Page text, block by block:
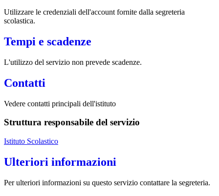
Utilizzare le credenziali dell'account fornite dalla segreteria
scolastica.
Tempi e scadenze
L'utilizzo del servizio non prevede scadenze.
Contatti
Vedere contatti principali dell'istituto
Struttura responsabile del servizio
Istituto Scolastico
Ulteriori informazioni
Per ulteriori informazioni su questo servizio contattare la segreteria.